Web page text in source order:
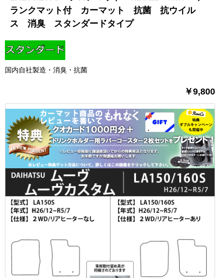
ランクマット付 カーマット 抗菌 抗ウイル
ス 消臭 スタンダードタイプ
国内自社製造・消臭・抗菌
￥9,800